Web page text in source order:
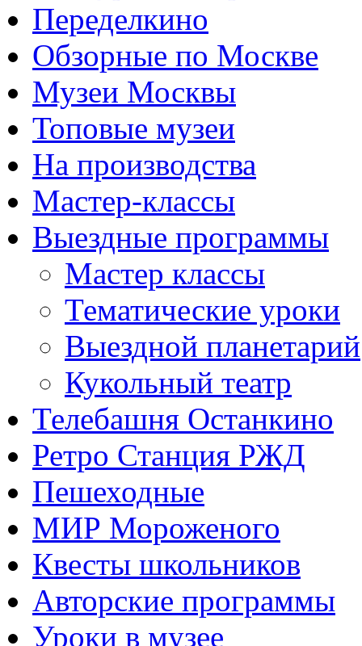
Переделкино
Обзорные по Москве
Музеи Москвы
Топовые музеи
На производства
Мастер-классы
Выездные программы
Мастер классы
Тематические уроки
Выездной планетарий
Кукольный театр
Телебашня Останкино
Ретро Станция РЖД
Пешеходные
МИР Мороженого
Квесты школьников
Авторские программы
Уроки в музее